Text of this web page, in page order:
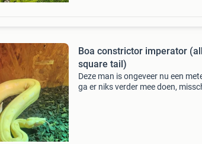
Boa constrictor imperator
square tail)
Deze man is ongeveer nu een
ga er niks verder mee doen,